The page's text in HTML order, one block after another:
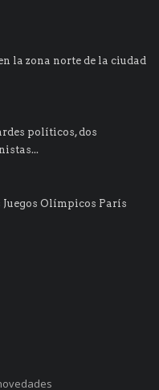
la zona norte de la ciudad
políticos, dos
Olímpicos París